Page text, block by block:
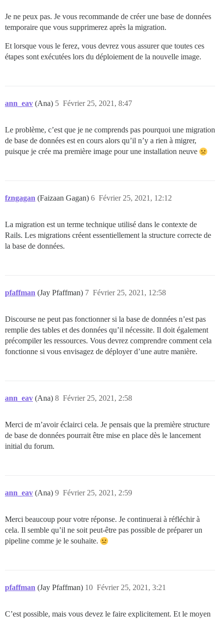
Je ne peux pas. Je vous recommande de créer une base de données
temporaire que vous supprimerez après la migration.
Et lorsque vous le ferez, vous devrez vous assurer que toutes ces
étapes sont exécutées lors du déploiement de la nouvelle image.
ann_eav (Ana) Février 25, 2021, 8:47
5
Le problème, c’est que je ne comprends pas pourquoi une migration
de base de données est en cours alors qu’il n’y a rien à migrer,
puisque je crée ma première image pour une installation neuve
fzngagan (Faizaan Gagan) Février 25, 2021, 12:12
6
La migration est un terme technique utilisé dans le contexte de
Rails. Les migrations créent essentiellement la structure correcte de
la base de données.
pfaffman (Jay Pfaffman) Février 25, 2021, 12:58
7
Discourse ne peut pas fonctionner si la base de données n’est pas
remplie des tables et des données qu’il nécessite. Il doit également
précompiler les ressources. Vous devrez comprendre comment cela
fonctionne si vous envisagez de déployer d’une autre manière.
ann_eav (Ana) Février 25, 2021, 2:58
8
Merci de m’avoir éclairci cela. Je pensais que la première structure
de base de données pourrait être mise en place dès le lancement
initial du forum.
ann_eav (Ana) Février 25, 2021, 2:59
9
Merci beaucoup pour votre réponse. Je continuerai à réfléchir à
cela. Il semble qu’il ne soit peut-être pas possible de préparer un
pipeline comme je le souhaite.
pfaffman (Jay Pfaffman) Février 25, 2021, 3:21
10
C’est possible, mais vous devez le faire explicitement. Et le moyen